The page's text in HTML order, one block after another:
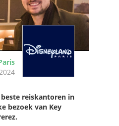
reiskantoren in
bezoek van Key